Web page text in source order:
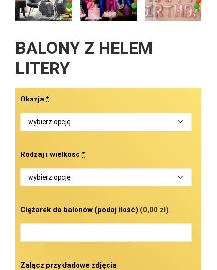
BALONY Z HELEM
LITERY
Okazja *
Rodzaj i wielkość *
Ciężarek do balonów (podaj ilość) (0,00 zł)
Załącz przykładowe zdjęcia